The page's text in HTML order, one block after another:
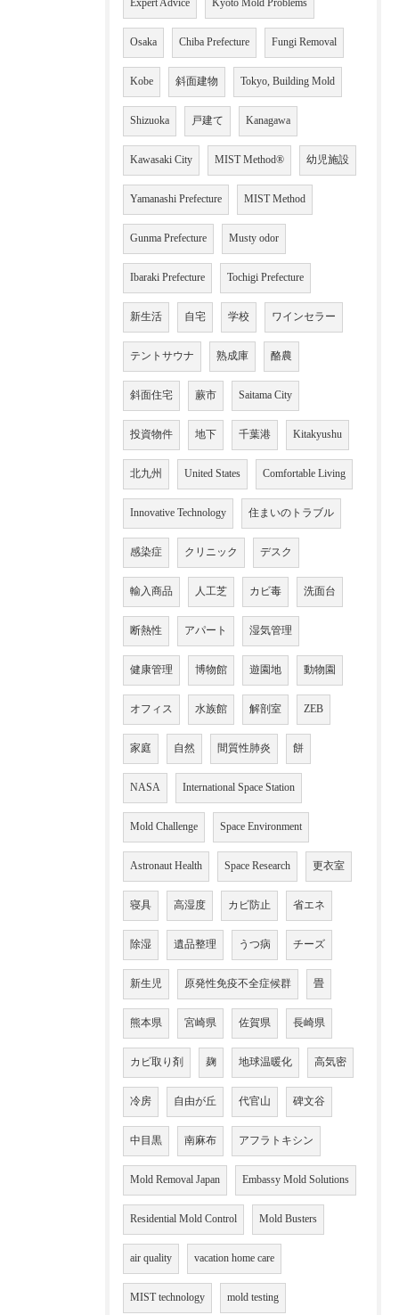
Expert Advice Kyoto Mold Problems
Osaka Chiba Prefecture Fungi Removal
Kobe 斜面建物 Tokyo, Building Mold
Shizuoka 戸建て Kanagawa
Kawasaki City MIST Method® 幼児施設
Yamanashi Prefecture MIST Method
Gunma Prefecture Musty odor
Ibaraki Prefecture Tochigi Prefecture
新生活 自宅 学校 ワインセラー
テントサウナ 熟成庫 酪農
斜面住宅 蕨市 Saitama City
投資物件 地下 千葉港 Kitakyushu
北九州 United States Comfortable Living
Innovative Technology 住まいのトラブル
感染症 クリニック デスク
輸入商品 人工芝 カビ毒 洗面台
断熱性 アパート 湿気管理
健康管理 博物館 遊園地 動物園
オフィス 水族館 解剖室 ZEB
家庭 自然 間質性肺炎 餅
NASA International Space Station
Mold Challenge Space Environment
Astronaut Health Space Research 更衣室
寝具 高湿度 カビ防止 省エネ
除湿 遺品整理 うつ病 チーズ
新生児 原発性免疫不全症候群 畳
熊本県 宮崎県 佐賀県 長崎県
カビ取り剤 麹 地球温暖化 高気密
冷房 自由が丘 代官山 碑文谷
中目黒 南麻布 アフラトキシン
Mold Removal Japan Embassy Mold Solutions
Residential Mold Control Mold Busters
air quality vacation home care
MIST technology mold testing